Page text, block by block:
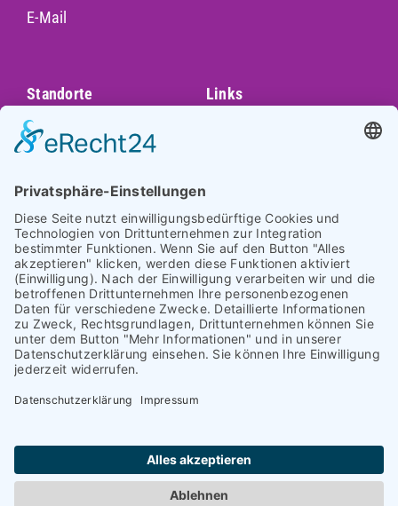
E-Mail
Standorte
Augsburg
Darmstadt
Frankfurt
Heidelberg
Hofheim am
Taunus
Mannheim
München
Nürnberg
Regensburg
Links
Impressum
Datenschutz
Cookie-Einstellungen